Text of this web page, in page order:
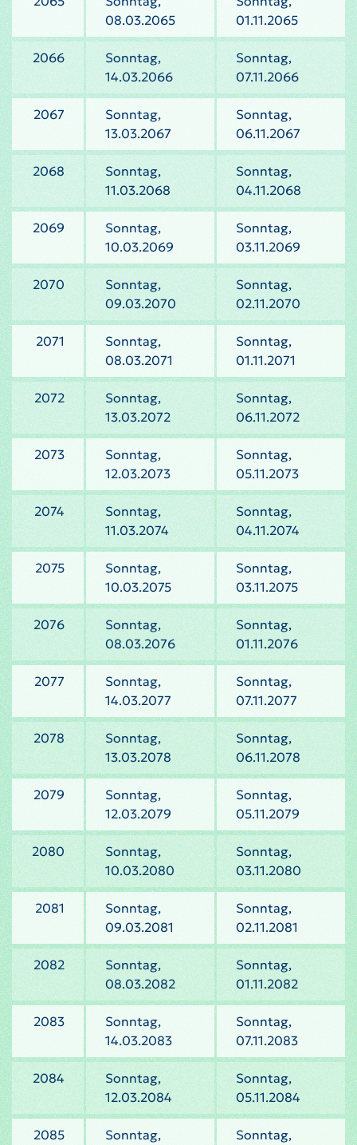
08.03.2065
01.11.2065
2066
Sonntag,
14.03.2066
Sonntag,
07.11.2066
2067
Sonntag,
13.03.2067
Sonntag,
06.11.2067
2068
Sonntag,
11.03.2068
Sonntag,
04.11.2068
2069
Sonntag,
10.03.2069
Sonntag,
03.11.2069
2070
Sonntag,
09.03.2070
Sonntag,
02.11.2070
2071
Sonntag,
08.03.2071
Sonntag,
01.11.2071
2072
Sonntag,
13.03.2072
Sonntag,
06.11.2072
2073
Sonntag,
12.03.2073
Sonntag,
05.11.2073
2074
Sonntag,
11.03.2074
Sonntag,
04.11.2074
2075
Sonntag,
10.03.2075
Sonntag,
03.11.2075
2076
Sonntag,
08.03.2076
Sonntag,
01.11.2076
2077
Sonntag,
14.03.2077
Sonntag,
07.11.2077
2078
Sonntag,
13.03.2078
Sonntag,
06.11.2078
2079
Sonntag,
12.03.2079
Sonntag,
05.11.2079
2080
Sonntag,
10.03.2080
Sonntag,
03.11.2080
2081
Sonntag,
09.03.2081
Sonntag,
02.11.2081
2082
Sonntag,
08.03.2082
Sonntag,
01.11.2082
2083
Sonntag,
14.03.2083
Sonntag,
07.11.2083
2084
Sonntag,
12.03.2084
Sonntag,
05.11.2084
2085
Sonntag,
Sonntag,